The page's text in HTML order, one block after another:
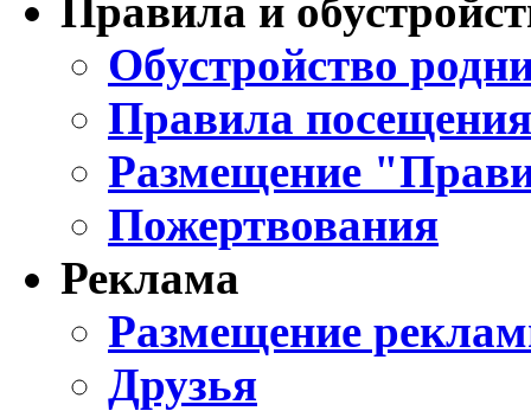
Правила и
Обустройство
Правила
Размещение
Пожертвования
Реклама
Размещение
Друзья